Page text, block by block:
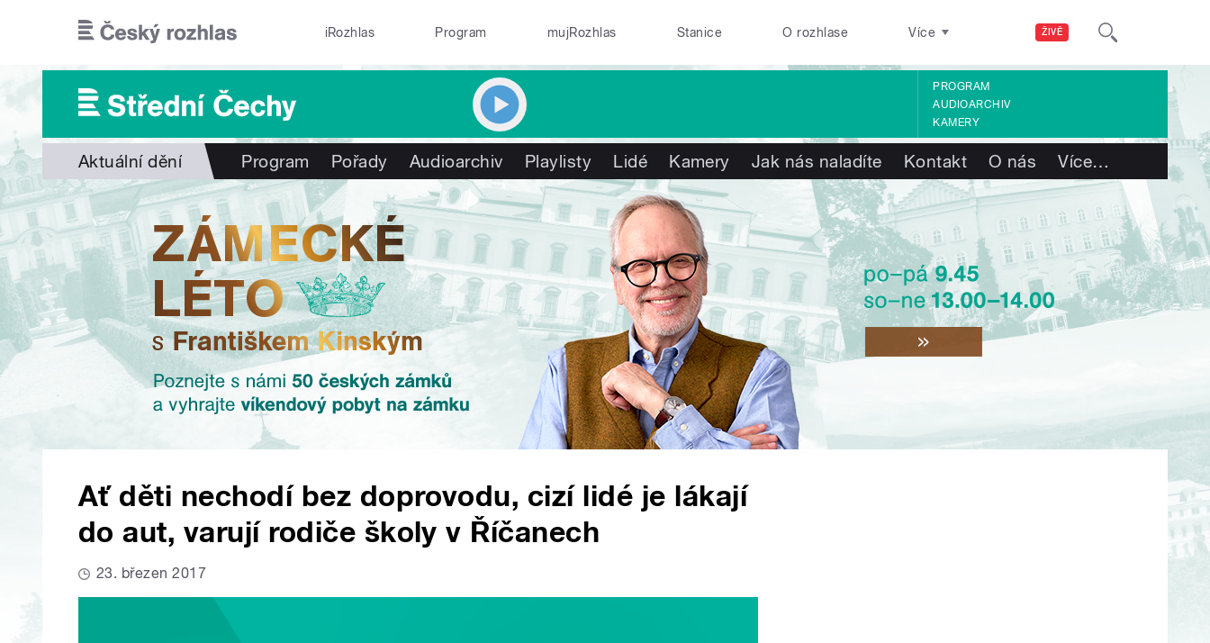
ŽIVĚ
iRozhlas Program mujRozhlas Stanice O rozhlase Více
PROGRAM
AUDIOARCHIV
KAMERY
Aktuální dění Program Pořady Audioarchiv Playlisty Lidé Kamery Jak nás naladíte Kontakt O nás Více…
Ať děti nechodí bez doprovodu, cizí lidé je lákají
do aut, varují rodiče školy v Říčanech
23. březen 2017